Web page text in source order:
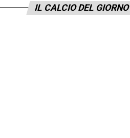
IL CALCIO DEL GIORNO